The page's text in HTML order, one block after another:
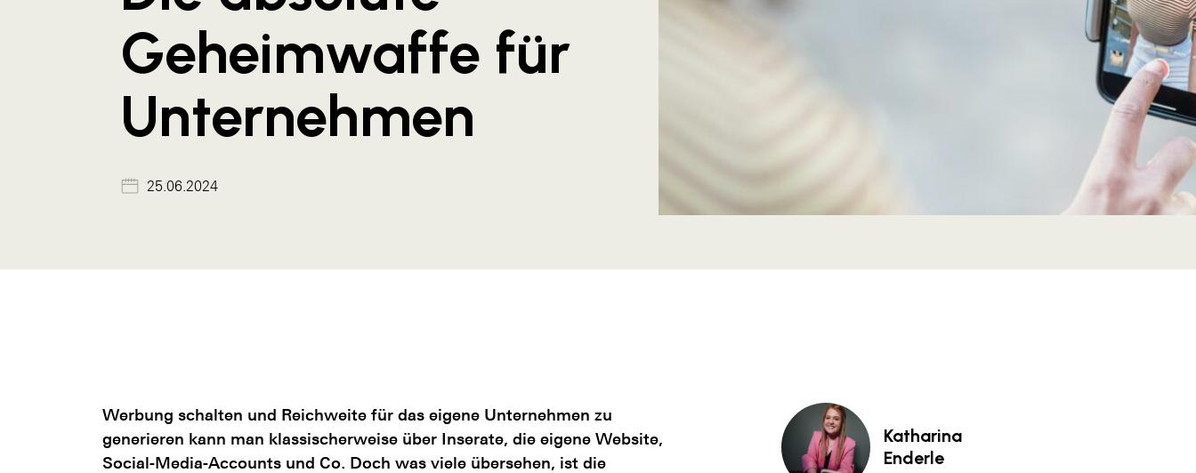
Geheimwaffe für
Unternehmen
25.06.2024
Werbung schalten und Reichweite für das eigene Unternehmen zu
generieren kann man klassischerweise über Inserate, die eigene Website,
Social-Media-Accounts und Co. Doch was viele übersehen, ist die
Katharina
Enderle